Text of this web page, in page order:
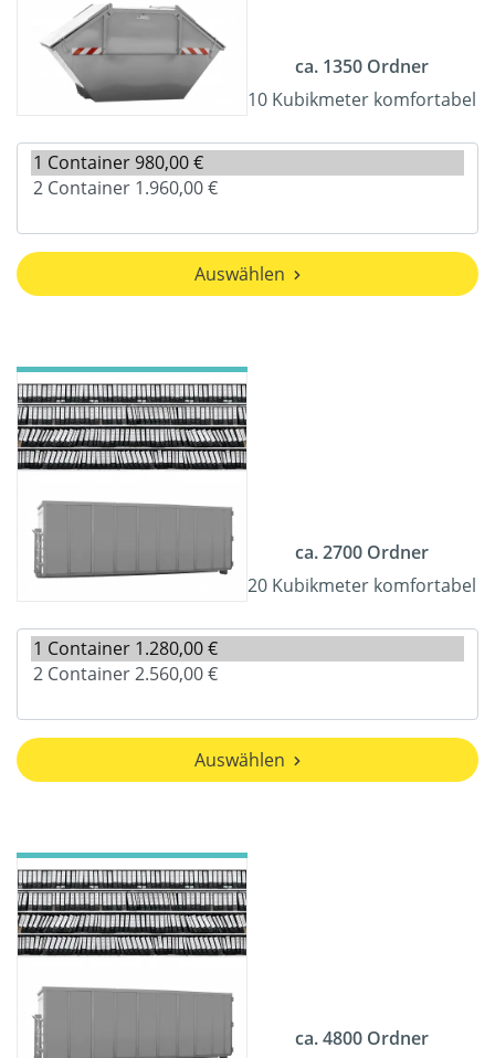
ca. 1350 Ordner
10 Kubikmeter komfortabel
Auswählen
ca. 2700 Ordner
20 Kubikmeter komfortabel
Auswählen
ca. 4800 Ordner